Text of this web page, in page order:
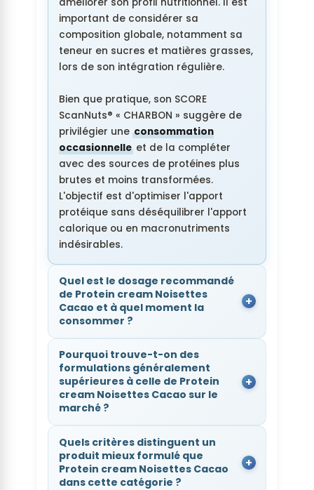
important de considérer sa
composition globale, notamment sa
teneur en sucres et matières grasses,
lors de son intégration régulière.
Bien que pratique, son SCORE
ScanNuts® « CHARBON » suggère de
privilégier uneconsommation
occasionnelle et de la compléter
avec des sources de protéines plus
brutes et moins transformées.
L'objectif est d'optimiser l'apport
protéique sans déséquilibrer l'apport
calorique ou en macronutriments
indésirables.
Quel est le dosage recommandé
de Protein cream Noisettes
Cacao et à quel moment la
consommer ?
Pourquoi trouve-t-on des
formulations généralement
supérieures à celle de Protein
cream Noisettes Cacao sur le
marché ?
Quels critères distinguent un
produit mieux formulé que
Protein cream Noisettes Cacao
dans cette catégorie ?